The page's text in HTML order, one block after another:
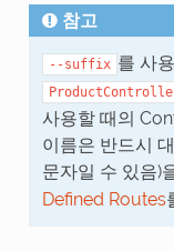
참고
--suffix 를 사
사용할 때의
이름은 반드시
문자일 수 있음)
Defined Routes